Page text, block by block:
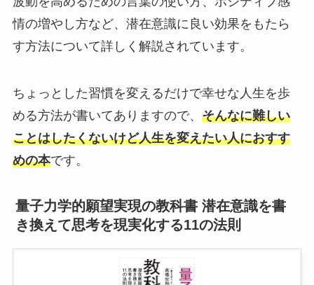
情の増やし方など、潜在意識に良い効果をもたら
す方法について詳しく解説されています。
ちょっとした習慣を変えるだけで幸せな人生を歩
める方法が書いてありますので、 そんなに難しい
ことはしたくないけど人生を変えたい人におすす
めの本です。
量子力学的願望実現の教科書 潜在意識を書
き換えて思考を現実化する11の法則